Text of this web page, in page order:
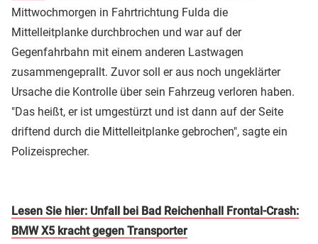
Mittwochmorgen in Fahrtrichtung Fulda die
Mittelleitplanke durchbrochen und war auf der
Gegenfahrbahn mit einem anderen Lastwagen
zusammengeprallt. Zuvor soll er aus noch ungeklärter
Ursache die Kontrolle über sein Fahrzeug verloren haben.
"Das heißt, er ist umgestürzt und ist dann auf der Seite
driftend durch die Mittelleitplanke gebrochen", sagte ein
Polizeisprecher.
Lesen Sie hier: Unfall bei Bad Reichenhall Frontal-Crash:
BMW X5 kracht gegen Transporter